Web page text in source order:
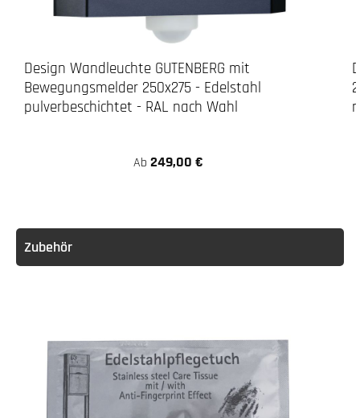
Design Wandleuchte GUTENBERG mit
Bewegungsmelder 250x275 - Edelstahl
pulverbeschichtet - RAL nach Wahl
Ab 249,00 €
Zubehör